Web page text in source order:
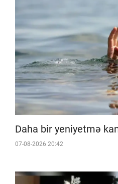
Daha bir yeniyetmə
07-08-2026 20:42